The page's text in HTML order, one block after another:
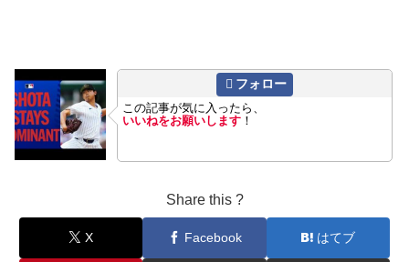
フォロー
この記事が気に入ったら、
いいねをお願いします ！
Share this ?
X Facebook はてブ